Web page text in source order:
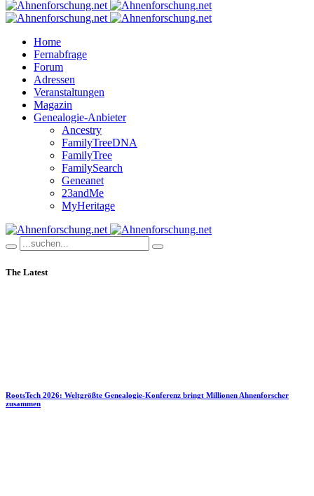
Home
Fernabfrage
Forum
Adressen
Veranstaltungen
Magazin
Genealogie-Anbieter
Ancestry
FamilyTreeDNA
FamilyTree
FamilySearch
Geneanet
23andMe
MyHeritage
The Latest
RootsTech 2026: Weltgrößte Genealogie-Konferenz bringt Millionen Ahnenforscher
zusammen